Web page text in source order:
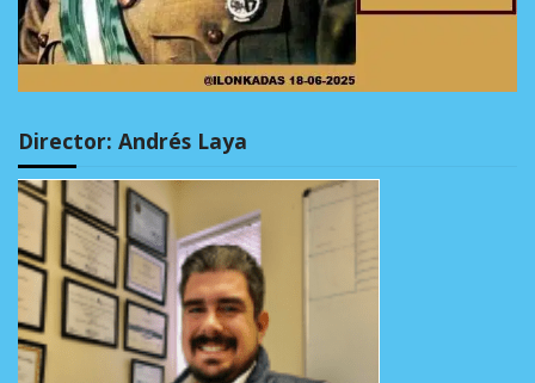
Director: Andrés Laya